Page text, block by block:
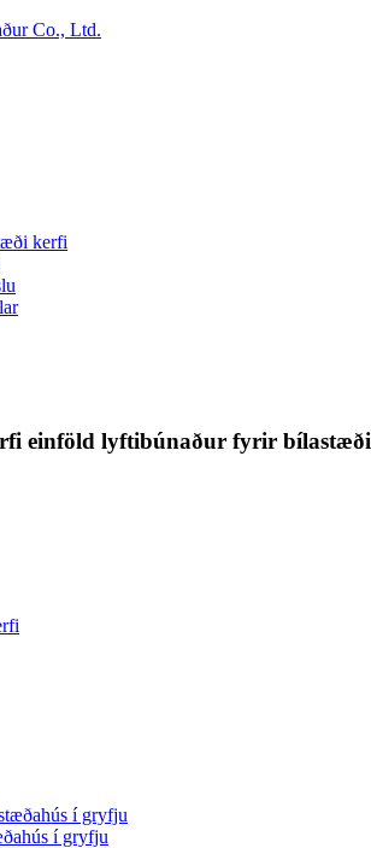
kerfi
einföld lyftibúnaður fyrir bílastæði
í gryfju